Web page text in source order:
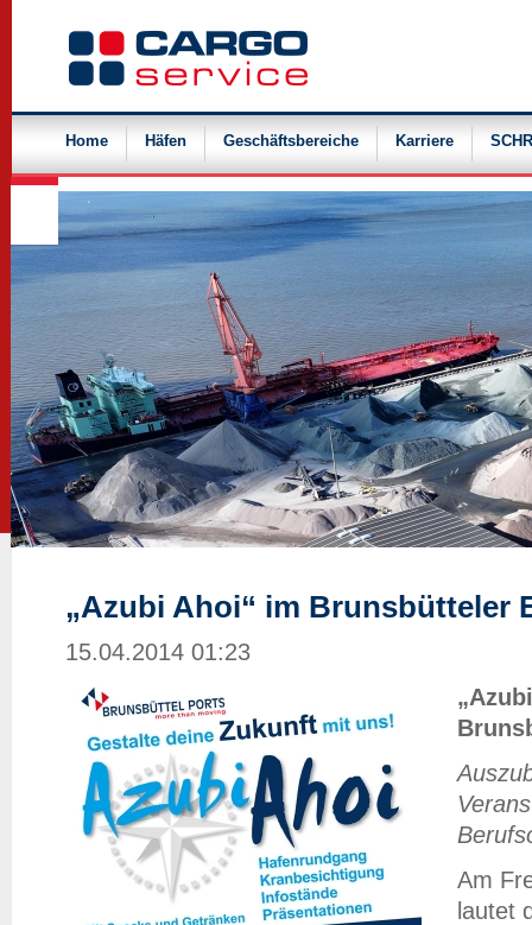
Navigation
überspringen
Home Häfen Geschäftsbereiche Karriere
„Azubi Ahoi“ im Brunsbütteler
15.04.2014 01:23
Am
lautet